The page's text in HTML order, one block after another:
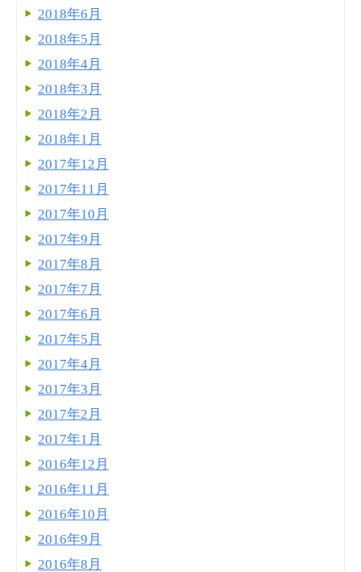
2018年6月
2018年5月
2018年4月
2018年3月
2018年2月
2018年1月
2017年12月
2017年11月
2017年10月
2017年9月
2017年8月
2017年7月
2017年6月
2017年5月
2017年4月
2017年3月
2017年2月
2017年1月
2016年12月
2016年11月
2016年10月
2016年9月
2016年8月